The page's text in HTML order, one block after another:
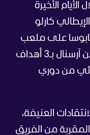
الأخيرة
الإيطالي كارلو
على ملعب
في لندن بعد الخسارة من آرسنال بـ3 أهداف
من دوري
العنيفة،
من الفريق